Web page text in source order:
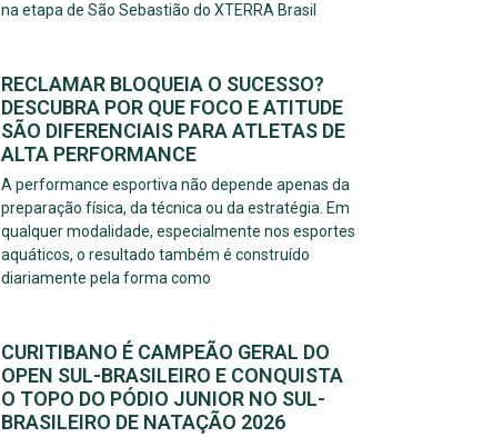
na etapa de São Sebastião do XTERRA Brasil
RECLAMAR BLOQUEIA O SUCESSO?
DESCUBRA POR QUE FOCO E ATITUDE
SÃO DIFERENCIAIS PARA ATLETAS DE
ALTA PERFORMANCE
A performance esportiva não depende apenas da
preparação física, da técnica ou da estratégia. Em
qualquer modalidade, especialmente nos esportes
aquáticos, o resultado também é construído
diariamente pela forma como
CURITIBANO É CAMPEÃO GERAL DO
OPEN SUL-BRASILEIRO E CONQUISTA
O TOPO DO PÓDIO JUNIOR NO SUL-
BRASILEIRO DE NATAÇÃO 2026